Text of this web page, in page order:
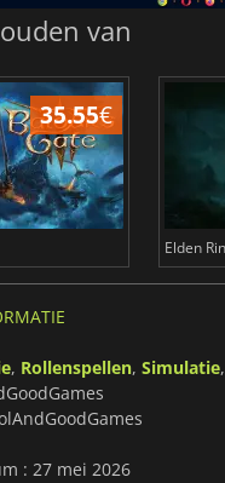
van
35.55€
Elden
, Rollenspellen, Simulatie,
: 27 mei 2026